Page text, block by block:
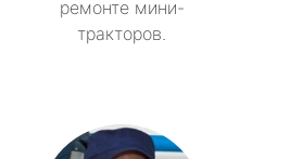
ремонте мини-
тракторов.